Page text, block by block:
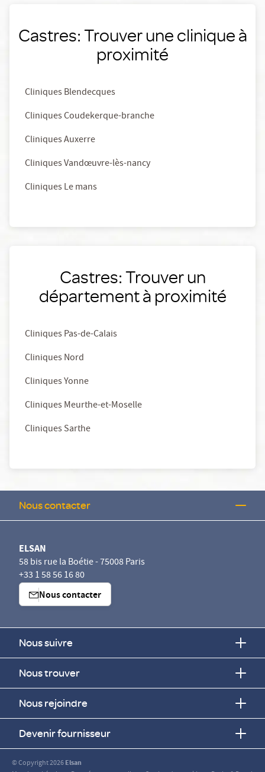
Castres: Trouver une clinique à
proximité
Cliniques Blendecques
Cliniques Coudekerque-branche
Cliniques Auxerre
Cliniques Vandœuvre-lès-nancy
Cliniques Le mans
Castres: Trouver un
département à proximité
Cliniques Pas-de-Calais
Cliniques Nord
Cliniques Yonne
Cliniques Meurthe-et-Moselle
Cliniques Sarthe
Nous contacter
ELSAN
58 bis rue la Boétie - 75008 Paris
+33 1 58 56 16 80
Nous contacter
Nous suivre
Nous trouver
Nous rejoindre
Devenir fournisseur
© Copyright 2026Elsan